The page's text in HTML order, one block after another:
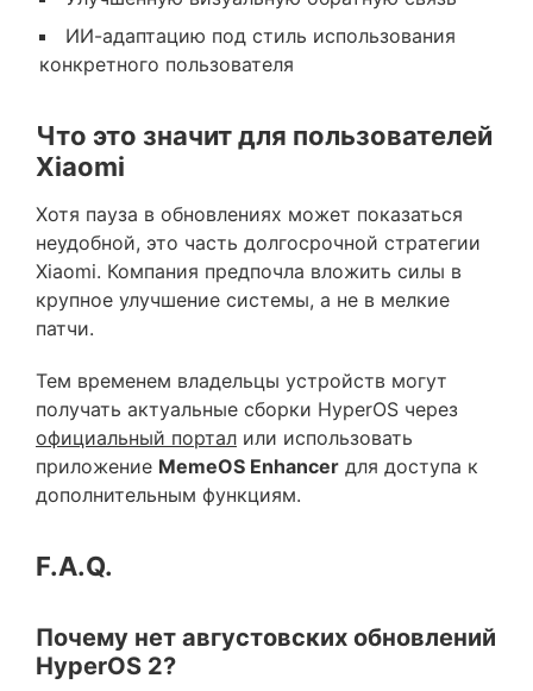
ИИ-адаптацию под стиль использования
конкретного пользователя
Что это значит для пользователей
Xiaomi
Хотя пауза в обновлениях может показаться
неудобной, это часть долгосрочной стратегии
Xiaomi. Компания предпочла вложить силы в
крупное улучшение системы, а не в мелкие
патчи.
Тем временем владельцы устройств могут
получать актуальные сборки HyperOS через
официальный портал или использовать
приложение MemeOS Enhancer для доступа к
дополнительным функциям.
F.A.Q.
Почему нет августовских обновлений
HyperOS 2?